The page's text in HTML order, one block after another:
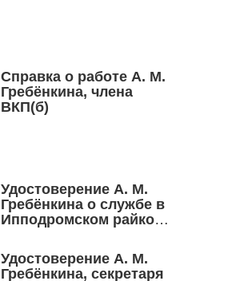
Справка о работе А. М.
Гребёнкина, члена
ВКП(б)
Удостоверение А. М.
Гребёнкина о службе в
Ипподромском райкоме
ответственного
секретаря
Удостоверение А. М.
Гребёнкина, секретаря